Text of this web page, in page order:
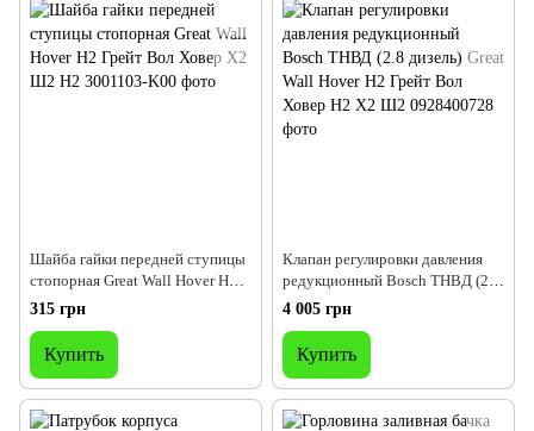
Шайба гайки передней ступицы
стопорная Great Wall Hover H2
Грейт Вол Ховер Х2 Ш2 Н2
315 грн
Купить
Клапан регулировки давления
редукционный Bosch ТНВД (2.8
дизель) Great Wall Hover H2
Грейт Вол Ховер Н2 Х2 Ш2
4 005 грн
Купить